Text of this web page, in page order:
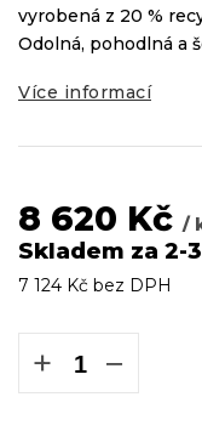
8 620 Kč /
Skladem za 2-
7 124 Kč bez DPH
+ −
vyrobená z 20 %
Odolná, pohodlná a
Více informací